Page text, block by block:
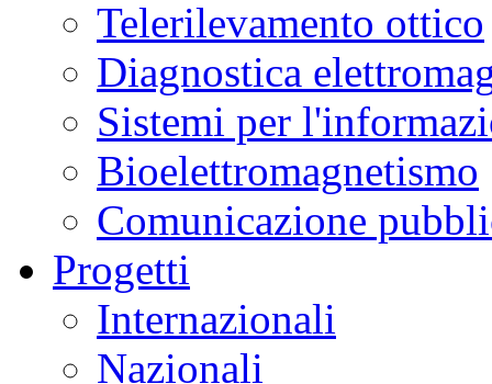
Telerilevamento ottico
Diagnostica
Sistemi per
Bioelettromagnetismo
Comunicazione
Progetti
Internazionali
Nazionali